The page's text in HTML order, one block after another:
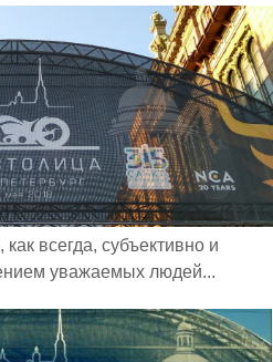
всегда, субъективно и
уважаемых людей...